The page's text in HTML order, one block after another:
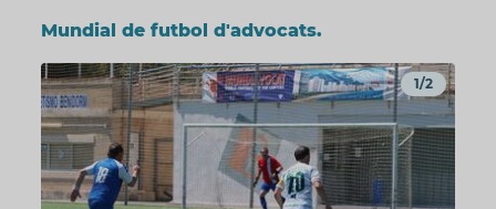
Mundial de futbol d'advocats.
1/2